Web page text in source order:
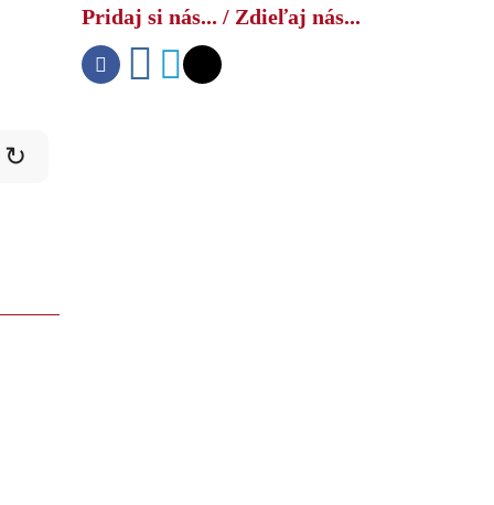
obrany
↻
Pridaj si nás... / Zdieľaj nás...